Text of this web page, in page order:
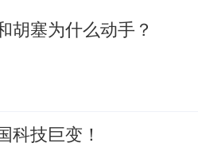
力开创中国式现代化建设新局面
胡塞为什么动手？
科技巨变！